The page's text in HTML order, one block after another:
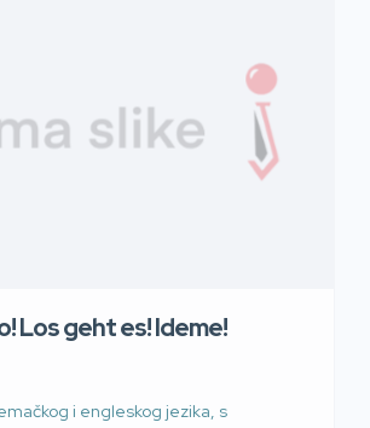
Los geht es! Ideme!
i engleskog jezika, s